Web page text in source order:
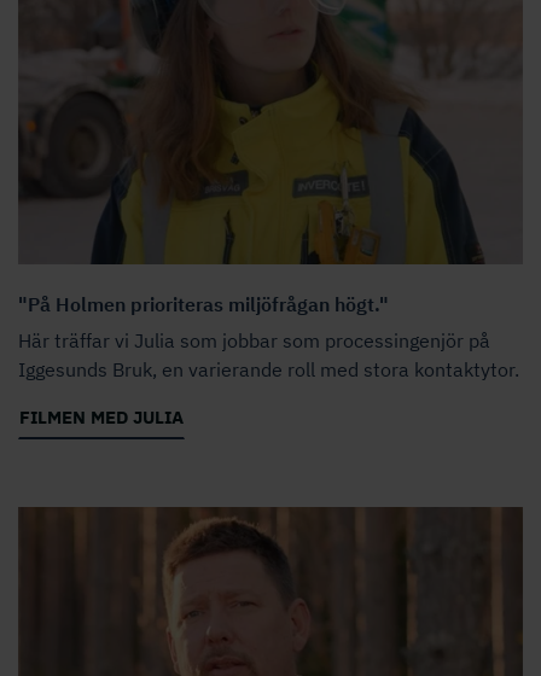
"På Holmen prioriteras miljöfrågan högt."
Här träffar vi Julia som jobbar som processingenjör på
Iggesunds Bruk, en varierande roll med stora kontaktytor.
FILMEN MED JULIA